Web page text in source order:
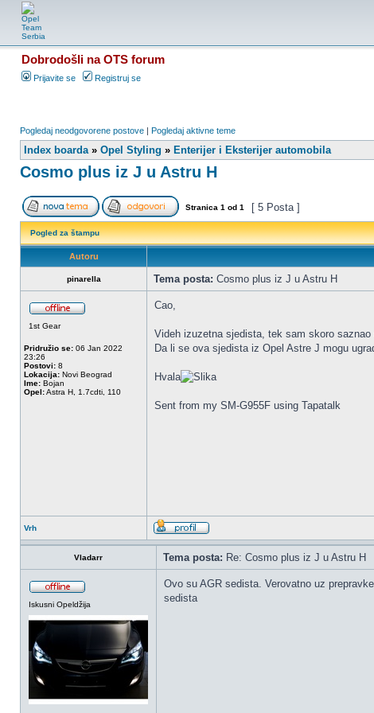
Dobrodošli na OTS forum
Prijavite se Registruj se
Pogledaj neodgovorene postove | Pogledaj aktivne teme
Index boarda» Opel Styling » Enterijer i Eksterijer automobila
Cosmo plus iz J u Astru H
Stranica 1 od 1 [ 5 Posta ]
Pogled za štampu
Autoru
pinarella Tema posta: Cosmo plus iz J u Astru H
1st Gear
Pridružio se: 06 Jan 2022
23:26
Postovi: 8
Lokacija: Novi Beograd
Ime: Bojan
Opel:Astra H, 1.7cdti, 110
Cao,
Videh izuzetna sjedista, tek sam skoro
Da li se ova sjedista iz Opel Astre J mogu
Hvala
Sent from my SM-G955F using Tapatalk
Vrh
Vladarr Tema posta: Re: Cosmo plus iz J u Astru H
Iskusni Opeldžija
Ovo su AGR sedista. Verovatno uz
sedista